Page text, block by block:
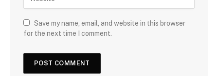
Save my name, email, and website in this browser
for the next time I comment.